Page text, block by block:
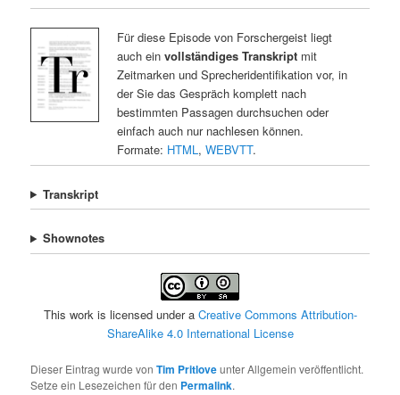
Für diese Episode von Forschergeist liegt
auch ein vollständiges Transkriptmit
Zeitmarken und Sprecheridentifikation vor, in
der Sie das Gespräch komplett nach
bestimmten Passagen durchsuchen oder
einfach auch nur nachlesen können.
Formate: HTML, WEBVTT.
Transkript
Shownotes
This work is licensed under a Creative Commons Attribution-
ShareAlike 4.0 International License
Dieser Eintrag wurde vonTim Pritloveunter Allgemein veröffentlicht.
Setze ein Lesezeichen für den Permalink.